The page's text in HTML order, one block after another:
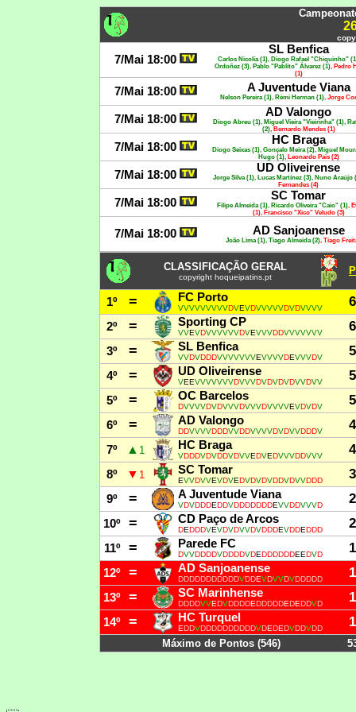
7/Mai 18:00
SL Benfica
Carlos Nicolía (1), Diogo Rafael "Chiquinho"
Ordoñez (3), Pablo "Pablito" Álvarez (1), Pedro
(1)
7/Mai 18:00 A Juventude Viana
Nelson Pereira (1), Rémi Herman (1), Jorge
7/Mai 18:00
AD Valongo
Diogo Abreu (1), Miguel Vieira "Vieirinha" (1),
(2), Bernardo Mendes (1)
7/Mai 18:00
HC Braga
Diogo Seixas (1), Gonçalo Meira (2), Miguel
Hugo (1), Leonardo Pais (2)
7/Mai 18:00
UD Oliveirense
Jorge Silva (1), Lucas Martínez (3), Nuno Araújo
Fernandes (4)
7/Mai 18:00
SC Tomar
Filipe Almeida (1), Ricardo Oliveira "Caio" (1),
(1), Francisco "Xico" Veludo (3)
7/Mai 18:00 AD Sanjoanense
João Lima (1), Tiago Almeida (2), Tiago
CLASSIFICAÇÃO GERAL
copyright hoqueipatins.pt
1º = FC Porto
VVVVVVVVVDVEVDVVVVVDVDVVVV
2º = Sporting CP
VVEVDVVVVVVDVEVVVDDVVVVVVV
3º = SL Benfica
VVDVDDDVVVVVVVEVVVVDEVVVDV
4º = UD Oliveirense
VEEVVVVVVVDVVVDVDVDVDVVDVV
5º = OC Barcelos
DVVVVDVDVVVDVVVDVVVVEVDVDV
6º = AD Valongo
DDVVVVDDDVVDDVVVVDVDVVDDDV
7º ▲ 1 HC Braga
VDDDVDVDDVDVVEDVEDVVVDDVVV
8º ▼ 1 SC Tomar
EVVDVVEVDVEDVDVDVDDVDVVDDD
9º = A Juventude Viana
VDVDDDEDDVDDDDDDDEVVDDVVVD
10º = CD Paço de Arcos
DEDDDVEVDVDVVDVDDDEVDDEDDD
11º = Parede FC
DVVDDDDVDDDDVDEDDDDDDEEDVD
12º = AD Sanjoanense
DDDDDDDDDDDVDDEVDVVDVDDDDD
13º = SC Marinhense
DDDDVVEDVDDDDEDDDDDEDEDDVD
14º = HC Turquel
EDDVDDDDDDDDDDVDEDEDVDDVDD
Máximo de Pontos (546)